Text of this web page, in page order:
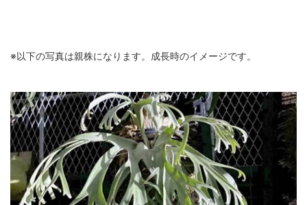
※以下の写真は親株になります。成長時のイメージです。